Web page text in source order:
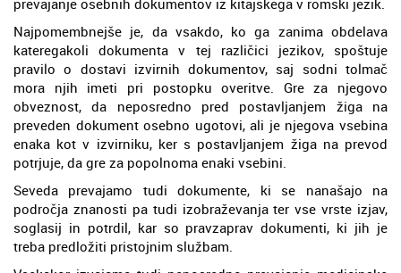
Najpomembnejše je, da vsakdo, ko ga zanima obdelava
kateregakoli dokumenta v tej različici jezikov, spoštuje
pravilo o dostavi izvirnih dokumentov, saj sodni tolmač
mora njih imeti pri postopku overitve. Gre za njegovo
obveznost, da neposredno pred postavljanjem žiga na
preveden dokument osebno ugotovi, ali je njegova vsebina
enaka kot v izvirniku, ker s postavljanjem žiga na prevod
potrjuje, da gre za popolnoma enaki vsebini.
Seveda prevajamo tudi dokumente, ki se nanašajo na
področja znanosti pa tudi izobraževanja ter vse vrste izjav,
soglasij in potrdil, kar so pravzaprav dokumenti, ki jih je
treba predložiti pristojnim službam.